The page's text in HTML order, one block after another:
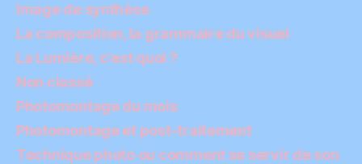
Image de synthèse
La composition, la grammaire du visuel
La Lumière, c'est quoi ?
Non classé
Photomontage du mois
Photomontage et post-traitement
Technique photo ou comment se servir de son